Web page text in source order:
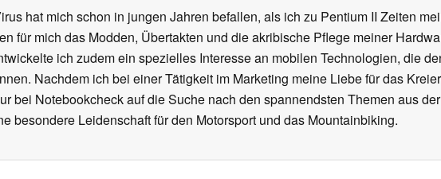
hat mich schon in jungen Jahren befallen, als ich zu Pentium II Zeiten
für mich das Modden, Übertakten und die akribische Pflege meiner
ich zudem ein spezielles Interesse an mobilen Technologien, die
Nachdem ich bei einer Tätigkeit im Marketing meine Liebe für das
bei Notebookcheck auf die Suche nach den spannendsten Themen aus
besondere Leidenschaft für den Motorsport und das Mountainbiking.